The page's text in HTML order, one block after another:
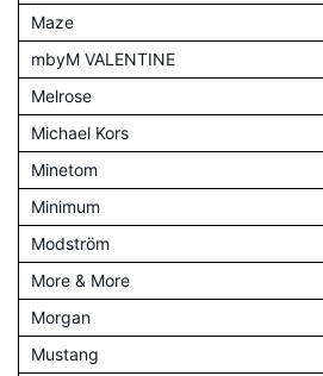
Maze
mbyM VALENTINE
Melrose
Michael Kors
Minetom
Minimum
Modström
More & More
Morgan
Mustang